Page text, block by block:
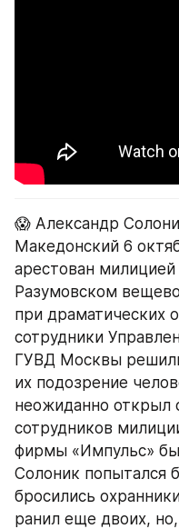
😱 Александр
Македонский 6
арестован
Разумовском
при драматических
сотрудники
ГУВД Москвы
их подозрение
неожиданно открыл
сотрудников
фирмы «Импульс»
Солоник попытался
бросились
ранил еще двоих,